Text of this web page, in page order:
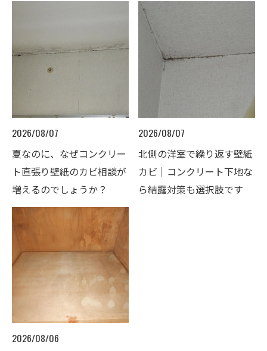
2026/08/07
夏なのに、なぜコンクリー
ト直張り壁紙のカビ相談が
増えるのでしょうか？
2026/08/07
北側の洋室で繰り返す壁紙
カビ｜コンクリート下地な
ら結露対策も選択肢です
2026/08/06